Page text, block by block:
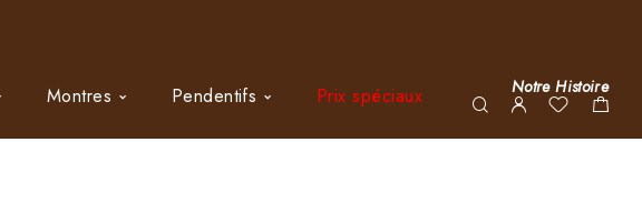
Montres Pendentifs Prix spéciaux Notre Histoire